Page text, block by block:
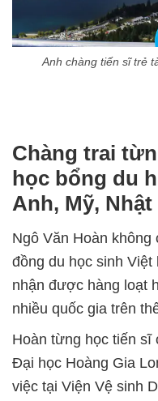
Anh chàng tiến sĩ trẻ
Chàng trai
học bổng du
Anh, Mỹ, Nhật
Ngô Văn Hoàn không
đồng du học sinh
nhận được hàng loạt
nhiều quốc gia trên
Hoàn từng học tiến sĩ
Đại học Hoàng Gia
việc tại Viện Vệ sinh